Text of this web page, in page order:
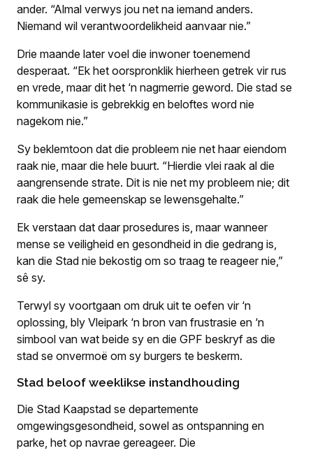
ander. “Almal verwys jou net na iemand anders.
Niemand wil verantwoordelikheid aanvaar nie.”
Drie maande later voel die inwoner toenemend
desperaat. “Ek het oorspronklik hierheen getrek vir rus
en vrede, maar dit het ‘n nagmerrie geword. Die stad se
kommunikasie is gebrekkig en beloftes word nie
nagekom nie.”
Sy beklemtoon dat die probleem nie net haar eiendom
raak nie, maar die hele buurt. “Hierdie vlei raak al die
aangrensende strate. Dit is nie net my probleem nie; dit
raak die hele gemeenskap se lewensgehalte.”
Ek verstaan dat daar prosedures is, maar wanneer
mense se veiligheid en gesondheid in die gedrang is,
kan die Stad nie bekostig om so traag te reageer nie,”
sê sy.
Terwyl sy voortgaan om druk uit te oefen vir ‘n
oplossing, bly Vleipark ‘n bron van frustrasie en ‘n
simbool van wat beide sy en die GPF beskryf as die
stad se onvermoë om sy burgers te beskerm.
Stad beloof weeklikse instandhouding
Die Stad Kaapstad se departemente
omgewingsgesondheid, sowel as ontspanning en
parke, het op navrae gereageer. Die